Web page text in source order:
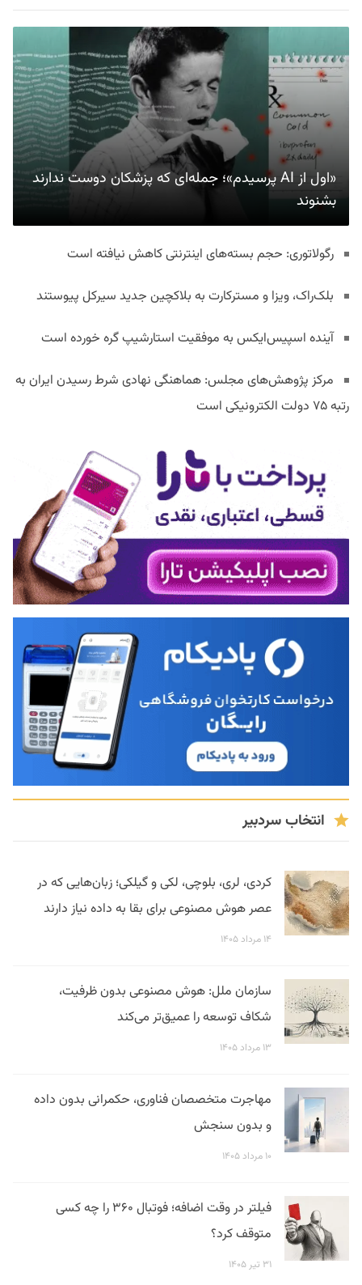
«اول از AI پرسیدم»؛ جمله‌ای که پزشکان دوست ندارند
بشنوند
رگولاتوری: حجم بسته‌های اینترنتی کاهش نیافته است
بلک‌راک، ویزا و مسترکارت به بلاکچین جدید سیرکل پیوستند
آینده اسپیس‌ایکس به موفقیت استارشیپ گره خورده است
مرکز پژوهش‌های مجلس: هماهنگی نهادی شرط رسیدن ایران به
رتبه ۷۵ دولت الکترونیکی است
انتخاب سردبیر
کردی، لری، بلوچی، لکی و گیلکی؛ زبان‌هایی که در
عصر هوش مصنوعی برای بقا به داده نیاز دارند
۱۴ مرداد ۱۴۰۵
سازمان ملل: هوش مصنوعی بدون ظرفیت،
شکاف توسعه را عمیق‌تر می‌کند
۱۳ مرداد ۱۴۰۵
مهاجرت متخصصان فناوری، حکمرانی بدون داده
و بدون سنجش
۱۰ مرداد ۱۴۰۵
فیلتر در وقت اضافه؛ فوتبال ۳۶۰ را چه کسی
متوقف کرد؟
۳۱ تیر ۱۴۰۵